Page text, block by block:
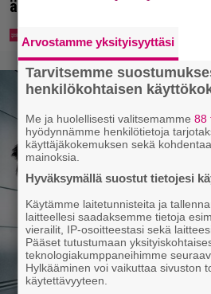
äidistään otetusta kansikuvasta
Arvostamme yksityisyyttäsi
Tarvitsemme
henkilökohtaisen
Me ja huolellisesti valitsemamme88
hyödynnämme henkilötietoja
käyttäjäkokemuksen sekä
mainoksia.
Hyväksymällä suostut tietojesi
Käytämme laitetunnisteita ja
laitteellesi saadaksemme tietoja
vierailit, IP-osoitteestasi sekä
Pääset tutustumaan
teknologiakumppaneihimme
Hylkääminen voi vaikuttaa sivuston
käytettävyyteen.